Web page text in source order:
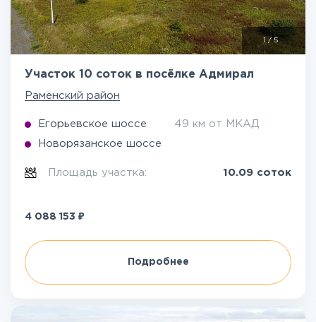
1 /5
Участок 10 соток в посёлке Адмирал
Раменский район
Егорьевское шоссе 49 км от МКАД
Новорязанское шоссе
Площадь участка: 10.09 соток
4 088 153 ₽
Подробнее